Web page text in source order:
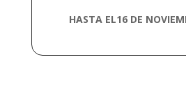
HASTA EL16 DE